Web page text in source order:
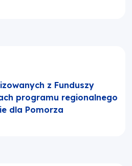
z Funduszy
programu regionalnego
dla Pomorza